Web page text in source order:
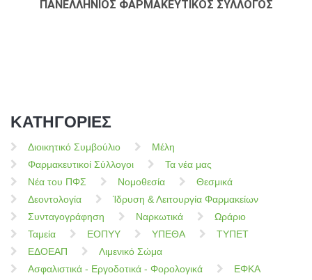
ΠΑΝΕΛΛΗΝΙΟΣ ΦΑΡΜΑΚΕΥΤΙΚΟΣ ΣΥΛΛΟΓΟΣ
ΚΑΤΗΓΟΡΙΕΣ
Διοικητικό Συμβούλιο
Μέλη
Φαρμακευτικοί Σύλλογοι
Τα νέα μας
Νέα του ΠΦΣ
Νομοθεσία
Θεσμικά
Δεοντολογία
Ίδρυση & Λειτουργία Φαρμακείων
Συνταγογράφηση
Ναρκωτικά
Ωράριο
Ταμεία
ΕΟΠΥΥ ΥΠΕΘΑ
ΤΥΠΕΤ
ΕΔΟΕΑΠ
Λιμενικό Σώμα
Ασφαλιστικά - Εργοδοτικά - Φορολογικά
ΕΦΚΑ